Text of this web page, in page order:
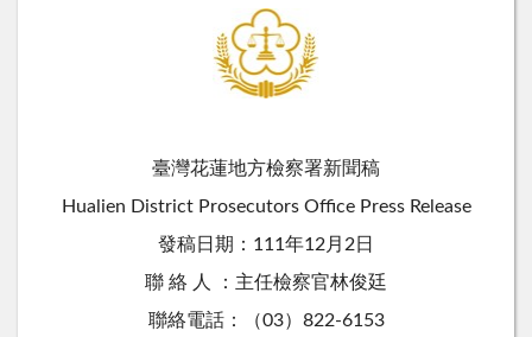
臺灣花蓮地方檢察署新聞稿
Hualien District Prosecutors Office Press Release
發稿日期：111年12月2日
聯 絡 人 ：主任檢察官林俊廷
聯絡電話：（03）822-6153